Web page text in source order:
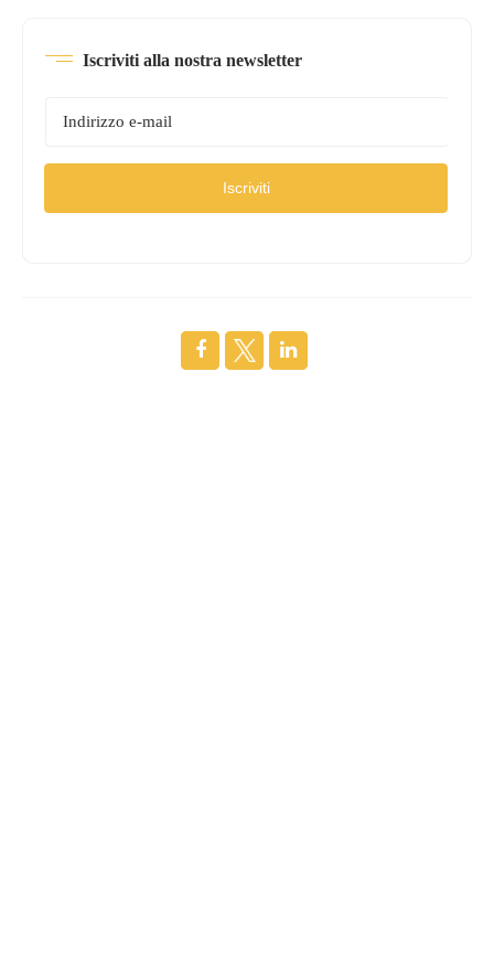
Iscriviti alla nostra newsletter
Iscriviti